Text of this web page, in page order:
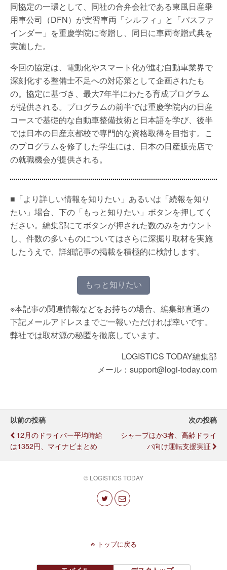
同協定の一環として、同社の合弁会社である東風日産乗
用車公司（DFN）が実習車両「シルフィ」と「パスファ
インダー」を重慶学院に寄贈し、同日に車両寄贈式典を
実施した。
今回の協定は、電動化やスマート化が進む自動車業界で
深刻化する整備士不足への対応策として企画されたも
の。協定に基づき、最大7年半にわたる育成プログラム
が提供される。プログラムの前半では重慶学院内の日産
コースで基礎的な自動車整備技術と日本語を学び、後半
では日本の日産京都校で専門的な資格取得を目指す。こ
のプログラムを修了した学生には、日本の日産販売店で
の就職機会が提供される。
■「より詳しい情報を知りたい」あるいは「続報を知り
たい」場合、下の「もっと知りたい」ボタンを押してく
ださい。編集部にてボタンが押された数のみをカウント
し、件数の多いものについてはさらに深掘り取材を実施
したうえで、詳細記事の掲載を積極的に検討します。
もっと知りたい
※本記事の関連情報などをお持ちの場合、編集部直通の
下記メールアドレスまでご一報いただければ幸いです。
弊社では取材源の秘匿を徹底しています。
LOGISTICS TODAY編集部
メール：support@logi-today.com
以前の投稿
12月のドライバー平均時給
は1352円、マイナビまとめ
次の投稿
シャープほか3者、高齢ドライ
バ向け運転支援実証
© LOGISTICS TODAY
トップに戻る